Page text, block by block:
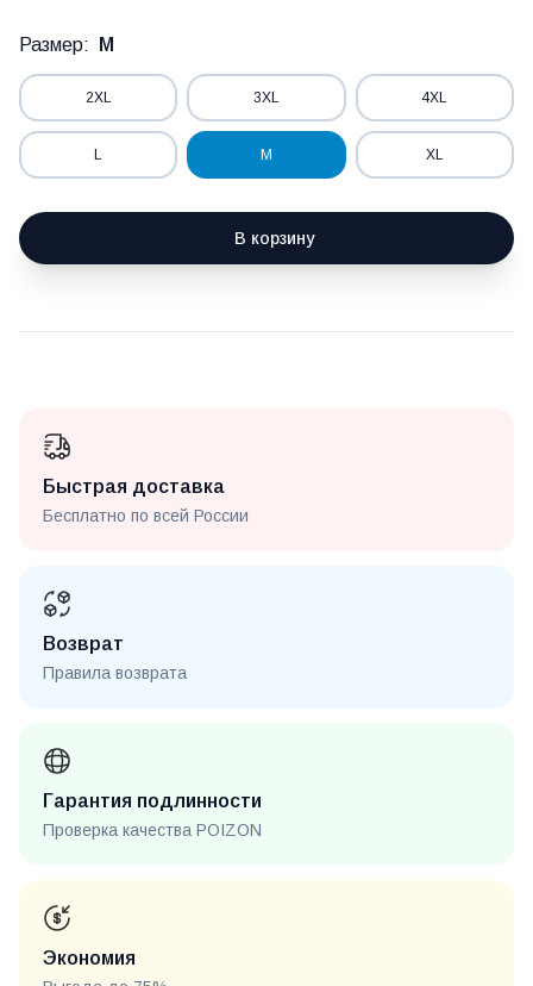
Размер: M
2XL 3XL 4XL
L M XL
В корзину
Быстрая доставка
Бесплатно по всей России
Возврат
Правила возврата
Гарантия подлинности
Проверка качества POIZON
Экономия